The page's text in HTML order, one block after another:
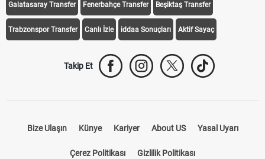
Galatasaray Transfer Fenerbahçe Transfer Beşiktaş Transfer
Trabzonspor Transfer Canlı İzle iddaa Sonuçları Aktif Sayaç
Takip Et
Bize Ulaşın Künye Kariyer About US Yasal Uyarı
Çerez Politikası Gizlilik Politikası